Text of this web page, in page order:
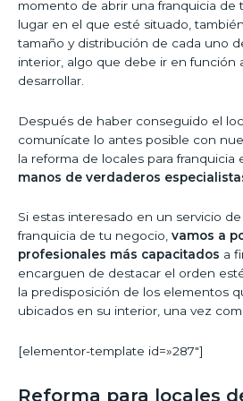
momento de abrir una franquicia de
lugar en el que esté situado,
tamaño y distribución de cada uno
interior, algo que debe ir en función
desarrollar.
Después de haber conseguido el
comunícate lo antes posible con
la reforma de locales para franquicia
manos de verdaderos
Si estas interesado en un servicio
franquicia de tu negocio, vamos a
profesionales más capacitados a
encarguen de destacar el orden
la predisposición de los elementos
ubicados en su interior, una vez
[elementor-template id=»287″]
Reforma para locales